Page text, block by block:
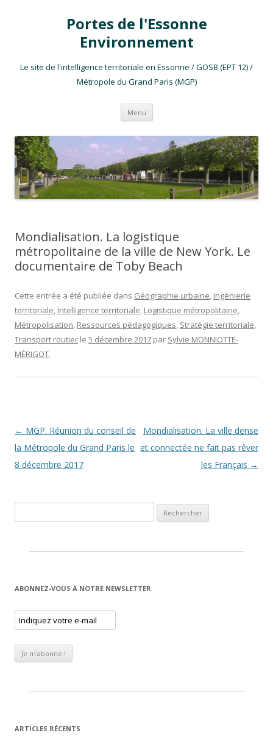
Portes de l'Essonne
Environnement
Le site de l'intelligence territoriale en Essonne / GOSB (EPT 12) /
Métropole du Grand Paris (MGP)
Menu Aller au contenu
Mondialisation. La logistique
métropolitaine de la ville de New York. Le
documentaire de Toby Beach
Cette entrée a été publiée dans Géographie urbaine, Ingénierie
territoriale, Intelligence territoriale, Logistique métropolitaine,
Métropolisation, Ressources pédagogiques, Stratégie territoriale,
Transport routier le 5 décembre 2017 par Sylvie MONNIOTTE-
MÉRIGOT.
Navigation des articles
← MGP. Réunion du conseil de
la Métropole du Grand Paris le
8 décembre 2017
Mondialisation. La ville dense
et connectée ne fait pas rêver
les Français →
ABONNEZ-VOUS À NOTRE NEWSLETTER
ARTICLES RÉCENTS